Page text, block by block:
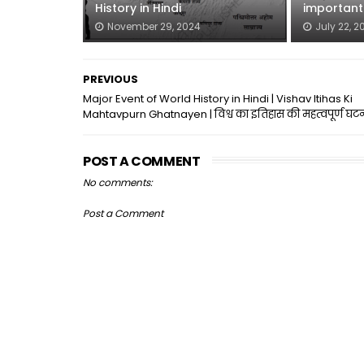
History in Hindi
November 29, 2024 July 22,
PREVIOUS
Major Event of World History in Hindi | Vishav Itihas Ki
Mahtavpurn Ghatnayen | विश्व का इतिहास की महत्वपूर्ण
POST A COMMENT
No comments:
Post a Comment